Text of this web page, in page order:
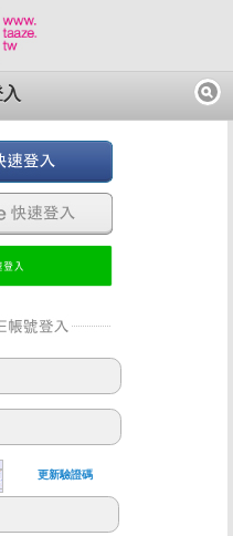
更新驗證碼